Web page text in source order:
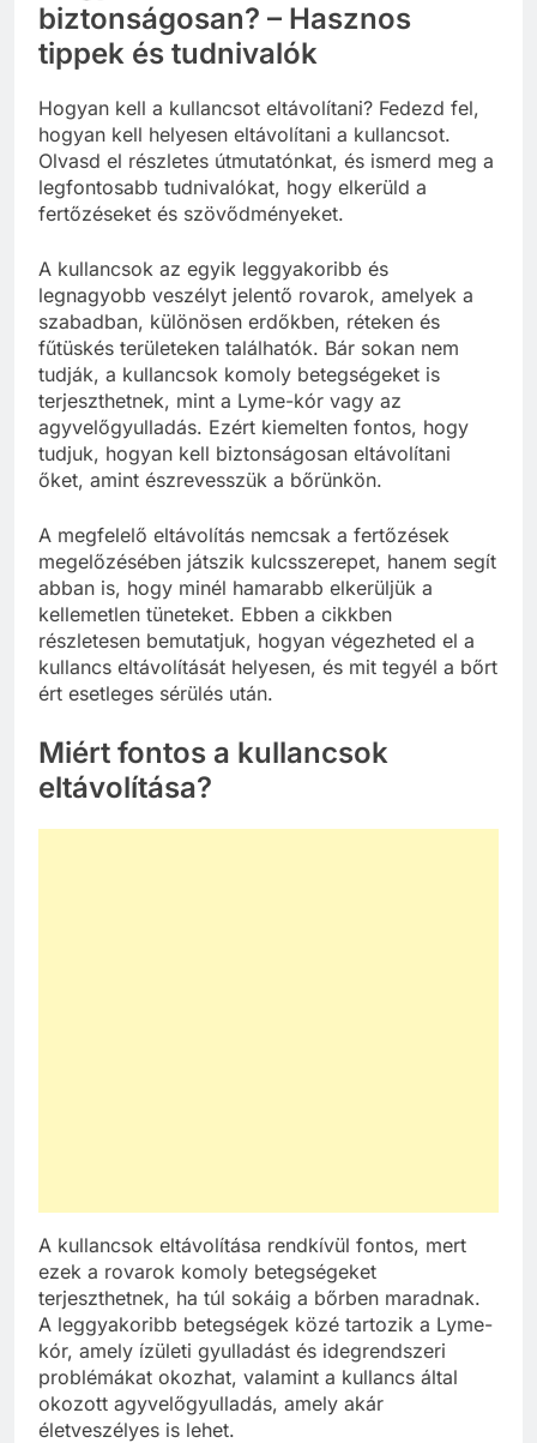
biztonságosan? – Hasznos
tippek és tudnivalók
Hogyan kell a kullancsot eltávolítani? Fedezd fel,
hogyan kell helyesen eltávolítani a kullancsot.
Olvasd el részletes útmutatónkat, és ismerd meg a
legfontosabb tudnivalókat, hogy elkerüld a
fertőzéseket és szövődményeket.
A kullancsok az egyik leggyakoribb és
legnagyobb veszélyt jelentő rovarok, amelyek a
szabadban, különösen erdőkben, réteken és
fűtüskés területeken találhatók. Bár sokan nem
tudják, a kullancsok komoly betegségeket is
terjeszthetnek, mint a Lyme-kór vagy az
agyvelőgyulladás. Ezért kiemelten fontos, hogy
tudjuk, hogyan kell biztonságosan eltávolítani
őket, amint észrevesszük a bőrünkön.
A megfelelő eltávolítás nemcsak a fertőzések
megelőzésében játszik kulcsszerepet, hanem segít
abban is, hogy minél hamarabb elkerüljük a
kellemetlen tüneteket. Ebben a cikkben
részletesen bemutatjuk, hogyan végezheted el a
kullancs eltávolítását helyesen, és mit tegyél a bőrt
ért esetleges sérülés után.
Miért fontos a kullancsok
eltávolítása?
A kullancsok eltávolítása rendkívül fontos, mert
ezek a rovarok komoly betegségeket
terjeszthetnek, ha túl sokáig a bőrben maradnak.
A leggyakoribb betegségek közé tartozik a Lyme-
kór, amely ízületi gyulladást és idegrendszeri
problémákat okozhat, valamint a kullancs által
okozott agyvelőgyulladás, amely akár
életveszélyes is lehet.